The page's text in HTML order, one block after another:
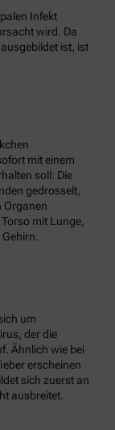
Infekt
wird. Da
ist, ist
mit einem
soll: Die
gedrosselt,
Organen
mit Lunge,
um
der die
Ähnlich wie bei
erscheinen
sich zuerst an
ausbreitet.